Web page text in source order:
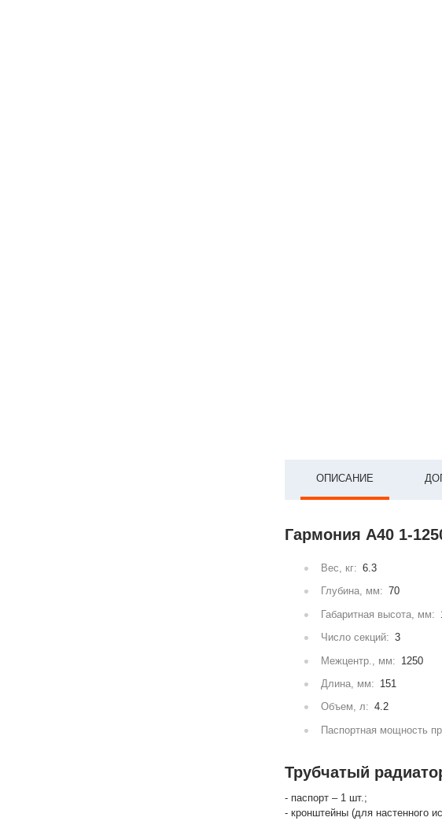
ОПИСАНИЕ
Гармония А40 1-
Вес, кг: 6.3
Глубина, мм: 70
Габаритная высота, мм:
Число секций: 3
Межцентр., мм: 1250
Длина, мм: 151
Объем, л: 4.2
Паспортная мощность
Трубчатый
- паспорт – 1 шт.;
- кронштейны (для настенного